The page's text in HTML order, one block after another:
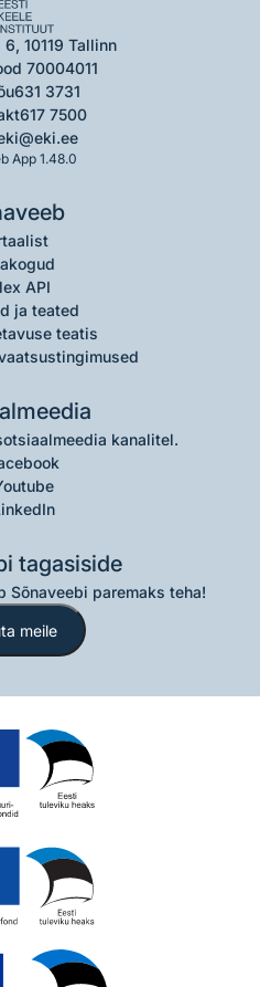
10119 Tallinn
70004011
631 3731
617 7500
App 1.48.0
API
ja teated
teatis
kanalitel.
tagasiside
Sõnaveebi paremaks teha!
meile